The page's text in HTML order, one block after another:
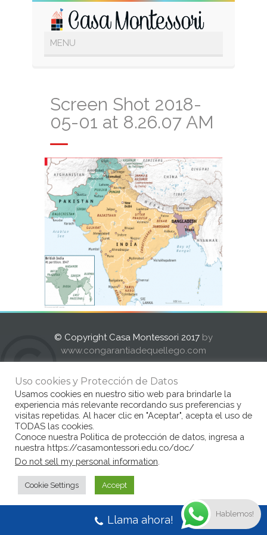
Screen Shot 2018-
05-01 at 8.26.07 AM
© Copyright Casa Montessori 2017 by
www.congarantiadequellego.com
Uso cookies y Protección de Datos
Usamos cookies en nuestro sitio web para brindarle la
experiencia más relevante recordando sus preferencias y
visitas repetidas. Al hacer clic en "Aceptar", acepta el uso de
TODAS las cookies.
Conoce nuestra Politica de protección de datos, ingresa a
nuestra https://casamontessori.edu.co/doc/
Do not sell my personal information
Cookie Settings Accept
Llama ahora! Hablemos!